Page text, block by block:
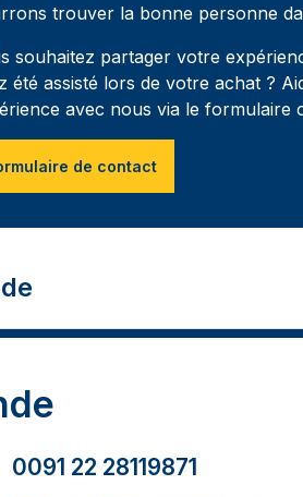
trouver la bonne personne
souhaitez partager votre
été assisté lors de votre achat ?
avec nous via le formulaire
de contact
0091 22 28119871